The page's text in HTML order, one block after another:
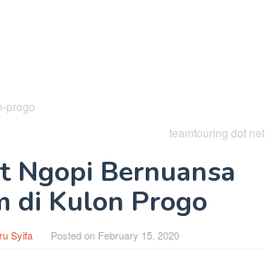
teamtouring dot net
Ngopi Bernuansa
di Kulon Progo
Syifa Posted on February 15, 2020